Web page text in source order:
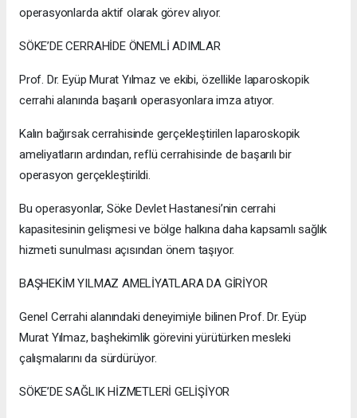
operasyonlarda aktif olarak görev alıyor.
SÖKE’DE CERRAHİDE ÖNEMLİ ADIMLAR
Prof. Dr. Eyüp Murat Yılmaz ve ekibi, özellikle laparoskopik
cerrahi alanında başarılı operasyonlara imza atıyor.
Kalın bağırsak cerrahisinde gerçekleştirilen laparoskopik
ameliyatların ardından, reflü cerrahisinde de başarılı bir
operasyon gerçekleştirildi.
Bu operasyonlar, Söke Devlet Hastanesi’nin cerrahi
kapasitesinin gelişmesi ve bölge halkına daha kapsamlı sağlık
hizmeti sunulması açısından önem taşıyor.
BAŞHEKİM YILMAZ AMELİYATLARA DA GİRİYOR
Genel Cerrahi alanındaki deneyimiyle bilinen Prof. Dr. Eyüp
Murat Yılmaz, başhekimlik görevini yürütürken mesleki
çalışmalarını da sürdürüyor.
SÖKE’DE SAĞLIK HİZMETLERİ GELİŞİYOR